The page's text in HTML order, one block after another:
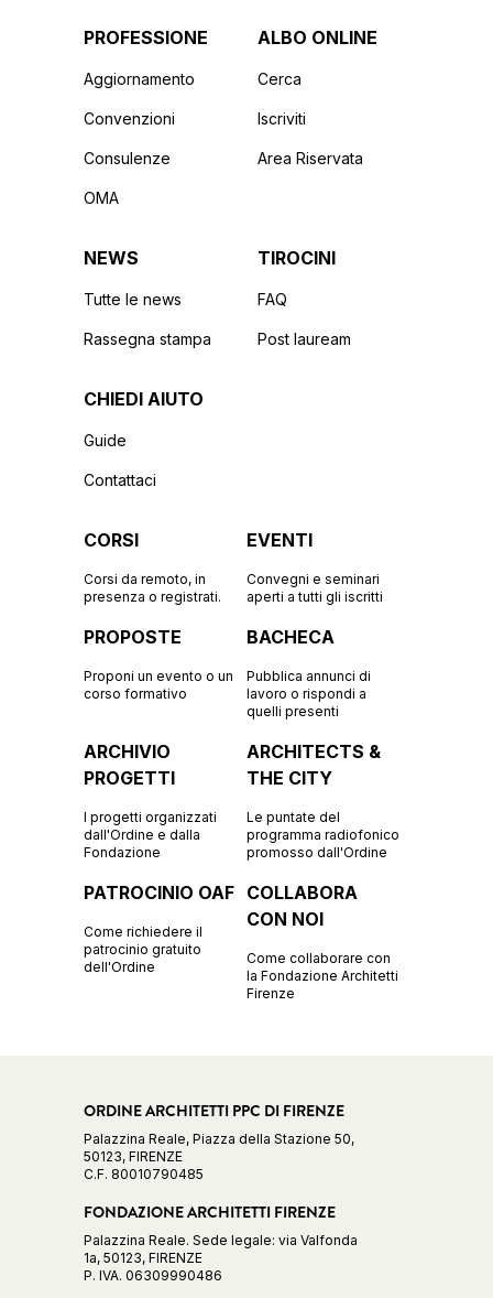
PROFESSIONE
Aggiornamento
Convenzioni
Consulenze
OMA
ALBO ONLINE
Cerca
Iscriviti
Area Riservata
NEWS
Tutte le news
Rassegna stampa
TIROCINI
FAQ
Post lauream
CHIEDI AIUTO
Guide
Contattaci
CORSI
Corsi da remoto, in
presenza o registrati.
EVENTI
Convegni e seminari
aperti a tutti gli iscritti
PROPOSTE
Proponi un evento o un
corso formativo
BACHECA
Pubblica annunci di
lavoro o rispondi a
quelli presenti
ARCHIVIO
PROGETTI
I progetti organizzati
dall'Ordine e dalla
Fondazione
ARCHITECTS &
THE CITY
Le puntate del
programma radiofonico
promosso dall'Ordine
PATROCINIO OAF
Come richiedere il
patrocinio gratuito
dell'Ordine
COLLABORA
CON NOI
Come collaborare con
la Fondazione Architetti
Firenze
ORDINE ARCHITETTI PPC DI FIRENZE
Palazzina Reale, Piazza della Stazione 50,
50123, FIRENZE
C.F. 80010790485
FONDAZIONE ARCHITETTI FIRENZE
Palazzina Reale. Sede legale: via Valfonda
1a, 50123, FIRENZE
P. IVA. 06309990486